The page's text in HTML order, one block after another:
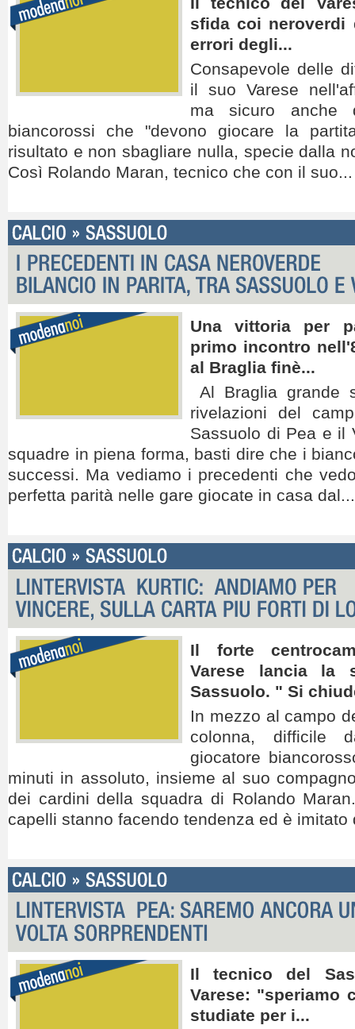
sfida coi neroverdi
errori degli...
Consapevole delle
il suo Varese
ma sicuro anche
biancorossi che "devono giocare la
risultato e non sbagliare nulla, specie dalla
Così Rolando Maran, tecnico che con il suo...
Una vittoria per
primo incontro
al Braglia finè...
Al Braglia grande
rivelazioni del
Sassuolo di Pea e il
squadre in piena forma, basti dire che i
successi. Ma vediamo i precedenti che
perfetta parità nelle gare giocate in casa dal...
Il forte
Varese lancia la
Sassuolo. " Si
In mezzo al campo
colonna, difficile
giocatore
minuti in assoluto, insieme al suo
dei cardini della squadra di Rolando
capelli stanno facendo tendenza ed è imitato
Il tecnico del
Varese: "speriamo
studiate per i...